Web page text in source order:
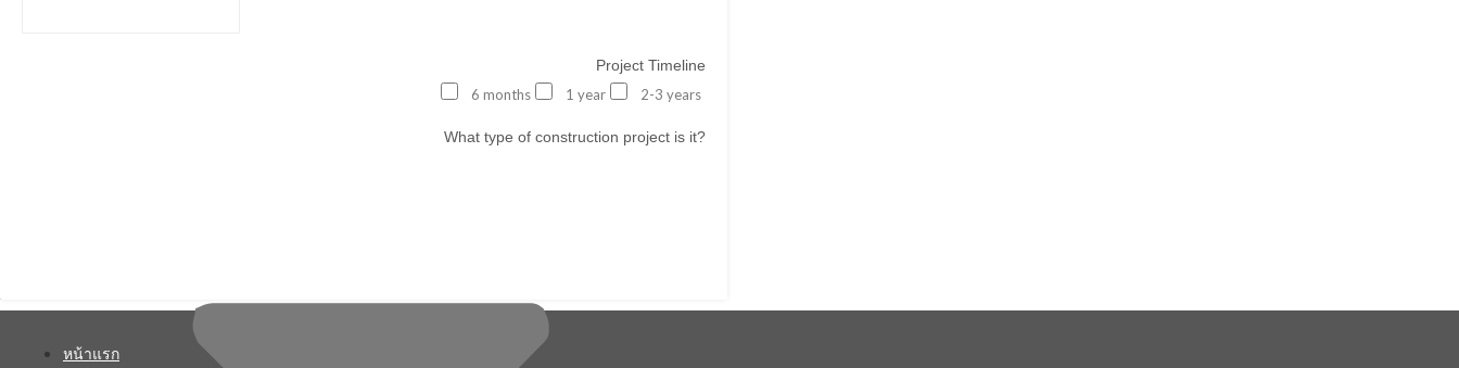
Project Timeline
6 months
1 year 2-3 years
What type of construction project is it?
หน้าแรก